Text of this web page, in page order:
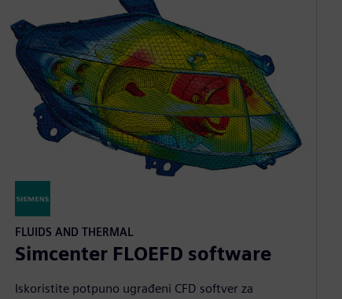
FLUIDS AND THERMAL
Simcenter FLOEFD software
Iskoristite potpuno ugrađeni CFD softver za